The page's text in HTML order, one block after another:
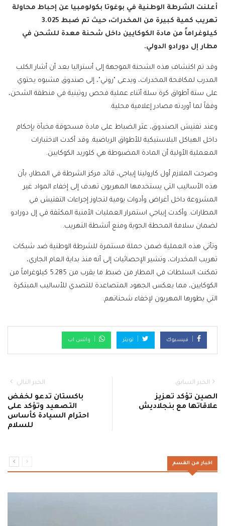
أعلنت الشرطة الوطنية في بوغوتا بكولومبيا عن إحباط محاولة
تهريب كمية كبيرة من المخدرات، حيث تم ضبط 3.025
كيلوغراماً من مادة الكوكايين داخل شحنة معدة للشحن في
مطار إل دورادو الدولي.
وقد تم اكتشاف هذه الشحنة الموجهة إلى أستراليا بعد أن أشار الكلب
المدرب لمكافحة المخدرات، ويدعى "روني"، إلى صندوق مشبوه يحتوي
على ستة أطواق كرة سلة أثناء عملية فحص روتينية في منطقة الشحن،
وفقاً لما أوردته مصادر إعلامية محلية.
وعند تفتيش الصندوق، عثر الضباط على مادة مسحوقة مخبأة بإحكام
داخل الهياكل البلاستيكية للأطواق الرياضية. وقد أكدت الاختبارات
المعملية الأولية أن المادة المضبوطة هي كلوريد الكوكايين.
وصرحت الملازم أول كارولينا إيباجي، قائد مركز الشرطة في المطار، بأن
هذه الأساليب التي يستخدمها المهربون تهدف إلى إخفاء المواد غير
المشروعة داخل أغراض وأدوات يومية لتجاوز إجراءات التفتيش في
المطارات. وأكدت إيباجي استمرار العمليات الأمنية المكثفة في إل دورادو
لضمان سلامة المحطة الجوية ومنع أنشطة التهريب.
وتأتي هذه العملية ضمن حملة مستمرة للشرطة الوطنية ضد شبكات
تهريب المخدرات، وتشير الإحصائيات إلى أنه منذ بداية العام الجاري،
تمكنت السلطات في المطار من ضبط ما يقرب من 5.285 كيلوغراماً من
الكوكايين، مما يعكس الجهود المتصاعدة للتصدي للأساليب المبتكرة
التي يطورها المهربون لإخفاء شحناتهم.
فيسبوك تويتر واتس اب
الخبر السابق
الصين تؤكد تعزيز
علاقاتها مع بنجلاديش
الخبر التالي
باكستان تدعو لخفض
التصعيد وتؤكد على
احترام السيادة كأساس
للسلام
اخبار من القسم